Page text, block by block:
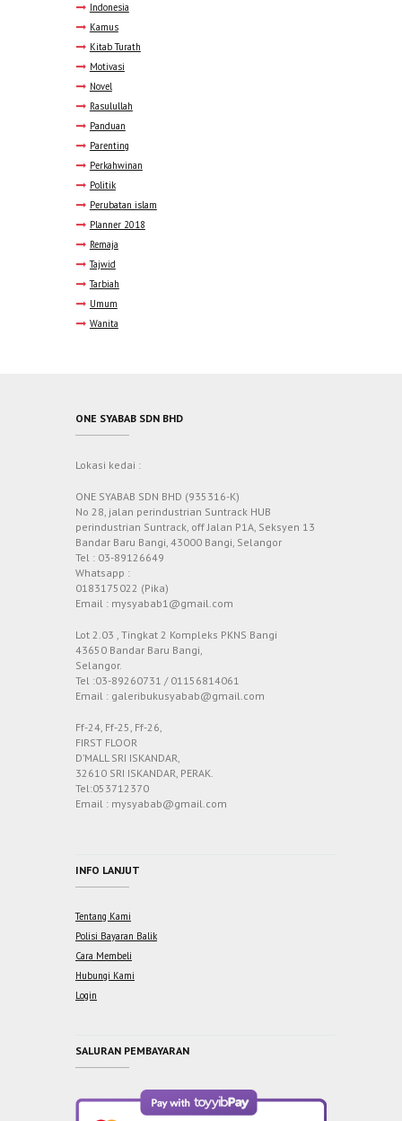
Indonesia
Kamus
Kitab Turath
Motivasi
Novel
Rasulullah
Panduan
Parenting
Perkahwinan
Politik
Perubatan islam
Planner 2018
Remaja
Tajwid
Tarbiah
Umum
Wanita
ONE SYABAB SDN BHD
Lokasi kedai :
ONE SYABAB SDN BHD (935316-K)
No 28, jalan perindustrian Suntrack HUB
perindustrian Suntrack, off Jalan P1A, Seksyen 13
Bandar Baru Bangi, 43000 Bangi, Selangor
Tel : 03-89126649
Whatsapp :
0183175022 (Pika)
Email : mysyabab1@gmail.com
Lot 2.03 , Tingkat 2 Kompleks PKNS Bangi
43650 Bandar Baru Bangi,
Selangor.
Tel :03-89260731 / 01156814061
Email : galeribukusyabab@gmail.com
Ff-24, Ff-25, Ff-26,
FIRST FLOOR
D’MALL SRI ISKANDAR,
32610 SRI ISKANDAR, PERAK.
Tel:053712370
Email : mysyabab@gmail.com
INFO LANJUT
Tentang Kami
Polisi Bayaran Balik
Cara Membeli
Hubungi Kami
Login
SALURAN PEMBAYARAN